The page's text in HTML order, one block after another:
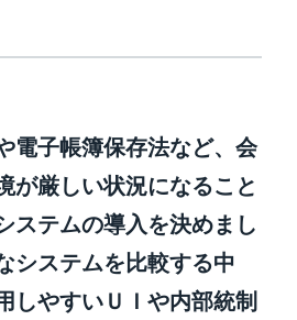
電子帳簿保存法など、会
が厳しい状況になること
ステムの導入を決めまし
システムを比較する中
しやすいＵＩや内部統制